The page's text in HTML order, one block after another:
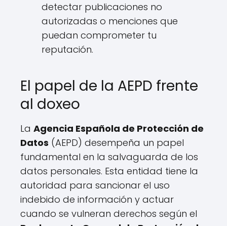
detectar publicaciones no
autorizadas o menciones que
puedan comprometer tu
reputación.
El papel de la AEPD frente
al doxeo
La Agencia Española de Protección de
Datos (AEPD) desempeña un papel
fundamental en la salvaguarda de los
datos personales. Esta entidad tiene la
autoridad para sancionar el uso
indebido de información y actuar
cuando se vulneran derechos según el